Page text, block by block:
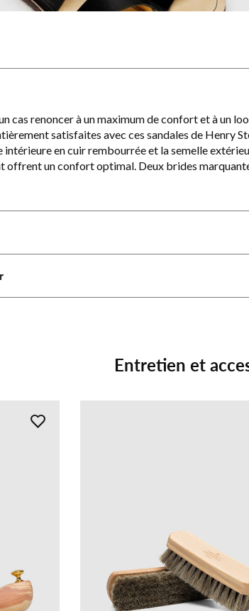
cas renoncer à un maximum de confort et à un
satisfaites avec ces sandales de Henry
intérieure en cuir rembourrée et la semelle
offrent un confort optimal. Deux brides
Entretien et